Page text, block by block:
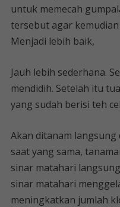
untuk memecah
tersebut agar
Menjadi lebih baik,
Jauh lebih sederhana.
mendidih. Setelah itu
yang sudah berisi teh
Akan ditanam langsung
saat yang sama,
sinar matahari
sinar matahari
meningkatkan jumlah